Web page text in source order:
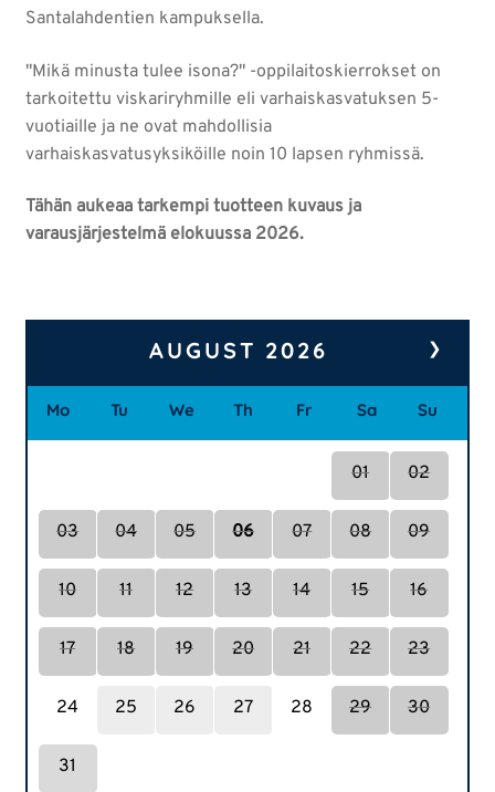
Santalahdentien kampuksella.
"Mikä minusta tulee isona?" -oppilaitoskierrokset on
tarkoitettu viskariryhmille eli varhaiskasvatuksen 5-
vuotiaille ja ne ovat mahdollisia
varhaiskasvatusyksiköille noin 10 lapsen ryhmissä.
Tähän aukeaa tarkempi tuotteen kuvaus ja
varausjärjestelmä elokuussa 2026.
❯
AUGUST 2026
Mo Tu We Th Fr Sa Su
01 02
03 04 05 06 07 08 09
10 11 12 13 14 15 16
17 18 19 20 21 22 23
24 25 26 27 28 29 30
31